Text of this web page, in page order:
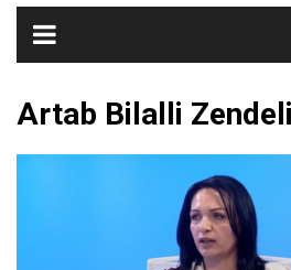
Artab Bilalli Zendeli